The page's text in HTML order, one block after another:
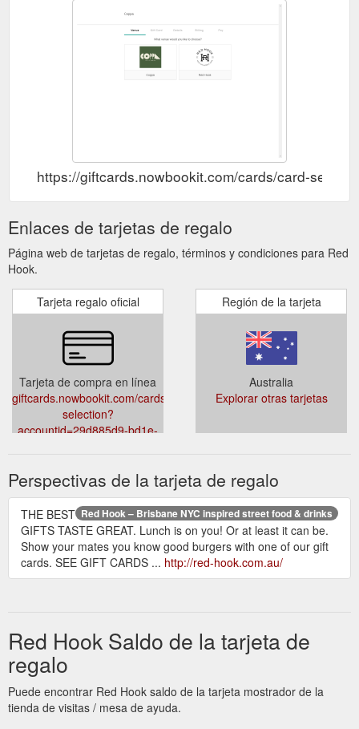
https://giftcards.nowbookit.com/cards/card-
Enlaces de tarjetas de regalo
Página web de tarjetas de regalo, términos y condiciones para Red
Hook.
Tarjeta regalo oficial
Tarjeta de compra en línea
giftcards.nowbookit.com/cards/card-
selection?
accountid=29d885d9-bd1e-
Región de la tarjeta
Australia
Explorar otras tarjetas
Perspectivas de la tarjeta de regalo
Red Hook – Brisbane NYC inspired street food & drinks
THE BEST
GIFTS TASTE GREAT. Lunch is on you! Or at least it can be.
Show your mates you know good burgers with one of our gift
cards. SEE GIFT CARDS ... http://red-hook.com.au/
Red Hook Saldo de la tarjeta de
regalo
Puede encontrar Red Hook saldo de la tarjeta mostrador de la
tienda de visitas / mesa de ayuda.